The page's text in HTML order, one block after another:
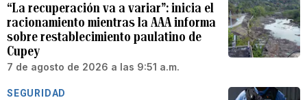
“La recuperación va a variar”: inicia el
racionamiento mientras la AAA informa
sobre restablecimiento paulatino de
Cupey
7 de agosto de 2026 a las 9:51 a.m.
SEGURIDAD